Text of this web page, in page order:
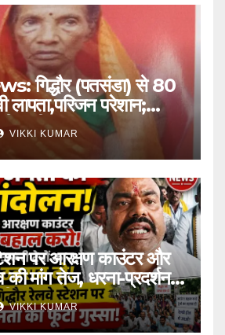
गिद्धौर (पतसंडा) से 80
लापता,परिजन परेशान;
की गुहार
VIKKI KUMAR
पर आरक्षण काउंटर और
की मांग तेज, धरना-प्रदर्शन में
आवाज
VIKKI KUMAR